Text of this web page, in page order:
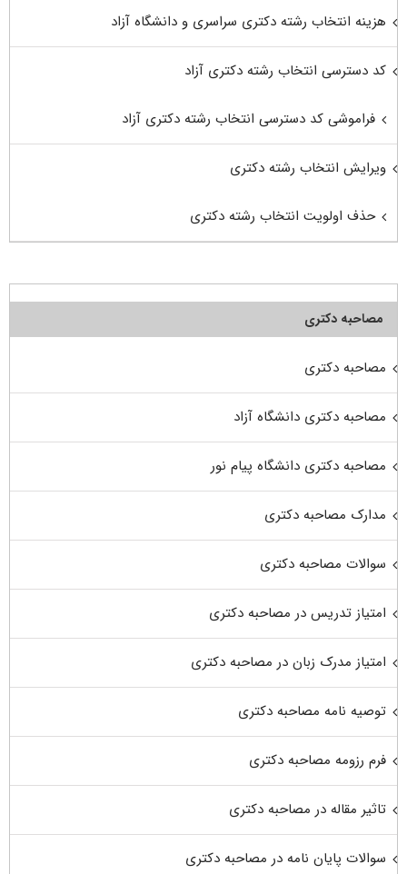
هزینه انتخاب رشته دکتری سراسری و دانشگاه آزاد
کد دسترسی انتخاب رشته دکتری آزاد
فراموشی کد دسترسی انتخاب رشته دکتری آزاد
ویرایش انتخاب رشته دکتری
حذف اولویت انتخاب رشته دکتری
مصاحبه دکتری
مصاحبه دکتری
مصاحبه دکتری دانشگاه آزاد
مصاحبه دکتری دانشگاه پیام نور
مدارک مصاحبه دکتری
سوالات مصاحبه دکتری
امتیاز تدریس در مصاحبه دکتری
امتیاز مدرک زبان در مصاحبه دکتری
توصیه نامه مصاحبه دکتری
فرم رزومه مصاحبه دکتری
تاثیر مقاله در مصاحبه دکتری
سوالات پایان نامه در مصاحبه دکتری